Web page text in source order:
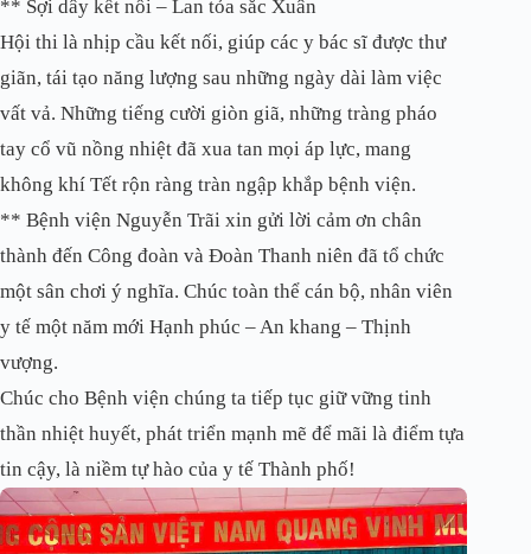
** Sợi dây kết nối – Lan tỏa sắc Xuân
Hội thi là nhịp cầu kết nối, giúp các y bác sĩ được thư
giãn, tái tạo năng lượng sau những ngày dài làm việc
vất vả. Những tiếng cười giòn giã, những tràng pháo
tay cổ vũ nồng nhiệt đã xua tan mọi áp lực, mang
không khí Tết rộn ràng tràn ngập khắp bệnh viện.
** Bệnh viện Nguyễn Trãi xin gửi lời cảm ơn chân
thành đến Công đoàn và Đoàn Thanh niên đã tổ chức
một sân chơi ý nghĩa. Chúc toàn thể cán bộ, nhân viên
y tế một năm mới Hạnh phúc – An khang – Thịnh
vượng.
Chúc cho Bệnh viện chúng ta tiếp tục giữ vững tinh
thần nhiệt huyết, phát triển mạnh mẽ để mãi là điểm tựa
tin cậy, là niềm tự hào của y tế Thành phố!